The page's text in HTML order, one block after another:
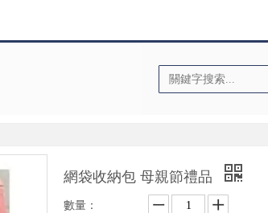
網袋收納包 母親節禮品
數量：